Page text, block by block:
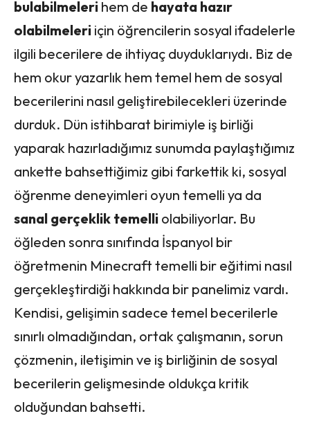
bulabilmeleri hem de hayata hazır
olabilmeleri için öğrencilerin sosyal ifadelerle
ilgili becerilere de ihtiyaç duyduklarıydı. Biz de
hem okur yazarlık hem temel hem de sosyal
becerilerini nasıl geliştirebilecekleri üzerinde
durduk. Dün istihbarat birimiyle iş birliği
yaparak hazırladığımız sunumda paylaştığımız
ankette bahsettiğimiz gibi farkettik ki, sosyal
öğrenme deneyimleri oyun temelli ya da
sanal gerçeklik temelli olabiliyorlar. Bu
öğleden sonra sınıfında İspanyol bir
öğretmenin Minecraft temelli bir eğitimi nasıl
gerçekleştirdiği hakkında bir panelimiz vardı.
Kendisi, gelişimin sadece temel becerilerle
sınırlı olmadığından, ortak çalışmanın, sorun
çözmenin, iletişimin ve iş birliğinin de sosyal
becerilerin gelişmesinde oldukça kritik
olduğundan bahsetti.